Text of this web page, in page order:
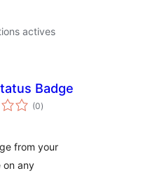
actives
Badge
(0notes
en
)
from your
on any